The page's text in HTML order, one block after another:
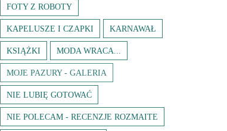
FOTY Z ROBOTY
KAPELUSZE I CZAPKI KARNAWAŁ
KSIĄŻKI MODA WRACA...
MOJE PAZURY - GALERIA
NIE LUBIĘ GOTOWAĆ
NIE POLECAM - RECENZJE ROZMAITE